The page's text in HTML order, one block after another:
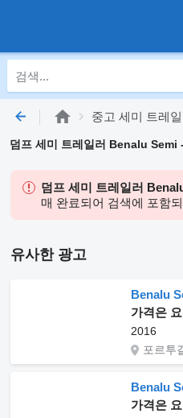
중고 세미 트레
덤프 세미 트레일러 Benalu Semi
덤프 세미 트레일러
매 완료되어 검색에 포함
유사한 광고
Benalu
가격은
2016
포르투
Benalu
가격은